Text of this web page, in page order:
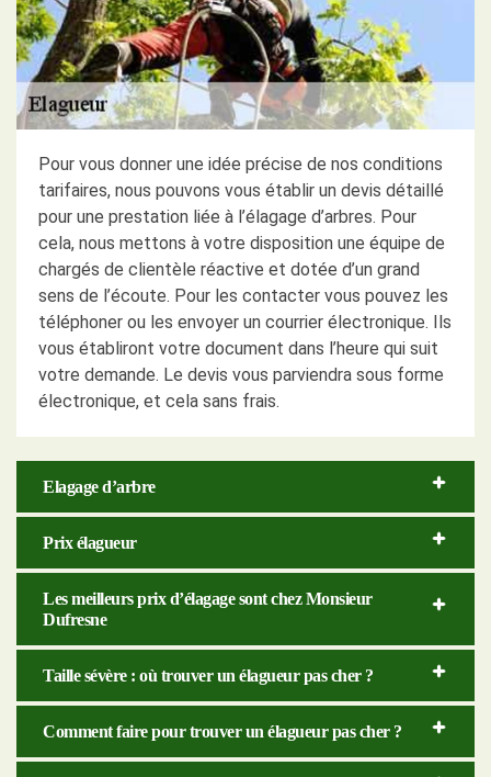
Pour vous donner une idée précise de nos conditions
tarifaires, nous pouvons vous établir un devis détaillé
pour une prestation liée à l’élagage d’arbres. Pour
cela, nous mettons à votre disposition une équipe de
chargés de clientèle réactive et dotée d’un grand
sens de l’écoute. Pour les contacter vous pouvez les
téléphoner ou les envoyer un courrier électronique. Ils
vous établiront votre document dans l’heure qui suit
votre demande. Le devis vous parviendra sous forme
électronique, et cela sans frais.
Elagage d’arbre
Prix élagueur
Les meilleurs prix d’élagage sont chez Monsieur
Dufresne
Taille sévère : où trouver un élagueur pas cher ?
Comment faire pour trouver un élagueur pas cher ?